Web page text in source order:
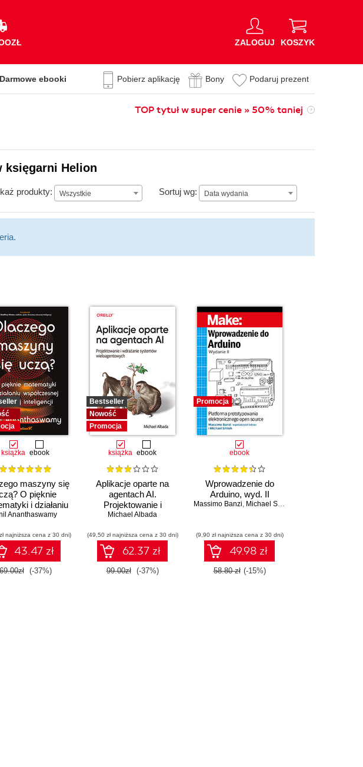
ZALOGUJ KOSZYK
Darmowe ebooki Pobierz aplikację Bony Podaruj prezent
TOP tytuł w super cenie » 50% taniej
księgarni Helion
produkty: Wszystkie Sortuj wg: Data wydania
Data wydania
książka ebook
maszyny się
O pięknie
i działaniu
sztucznej
Ananthaswamy
najniższa cena z 30 dni)
43.47 zł
(-37%)
Bestseller
Nowość
Promocja
książka ebook
Aplikacje oparte na
agentach AI.
Projektowanie i
wdrażanie systemów
Michael Albada
(49,50 zł najniższa cena z 30 dni)
62.37 zł
99.00zł (-37%)
Promocja
ebook
Wprowadzenie do
Arduino, wyd. II
Massimo Banzi, Michael Shiloh
(9,90 zł najniższa cena z 30 dni)
49.98 zł
58.80 zł (-15%)